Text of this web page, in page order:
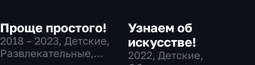
Проще простого!
2018 – 2023, Детские,
Развлекательные,
Узнаем об
искусстве!
2022, Детские,